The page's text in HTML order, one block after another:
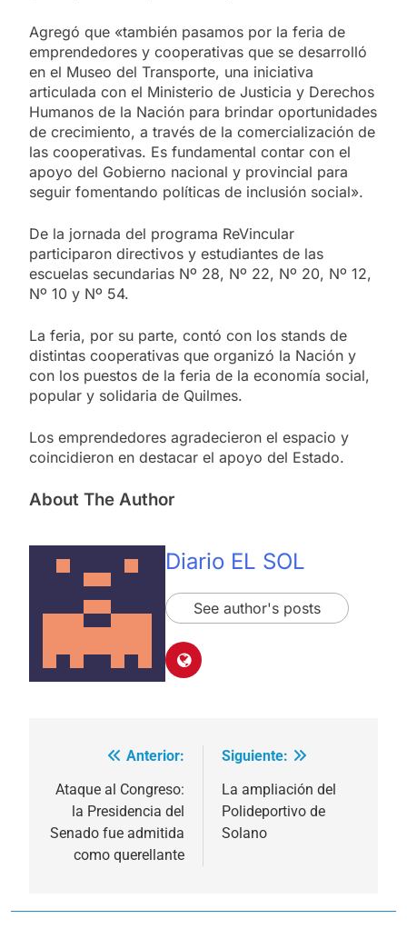
Agregó que «también pasamos por la feria de
emprendedores y cooperativas que se desarrolló
en el Museo del Transporte, una iniciativa
articulada con el Ministerio de Justicia y Derechos
Humanos de la Nación para brindar oportunidades
de crecimiento, a través de la comercialización de
las cooperativas. Es fundamental contar con el
apoyo del Gobierno nacional y provincial para
seguir fomentando políticas de inclusión social».
De la jornada del programa ReVincular
participaron directivos y estudiantes de las
escuelas secundarias Nº 28, Nº 22, Nº 20, Nº 12,
Nº 10 y Nº 54.
La feria, por su parte, contó con los stands de
distintas cooperativas que organizó la Nación y
con los puestos de la feria de la economía social,
popular y solidaria de Quilmes.
Los emprendedores agradecieron el espacio y
coincidieron en destacar el apoyo del Estado.
About The Author
Diario EL SOL
See author's posts
Navegación
de
entradas
Anterior:
Ataque al Congreso:
la Presidencia del
Senado fue admitida
como querellante
Siguiente:
La ampliación del
Polideportivo de
Solano